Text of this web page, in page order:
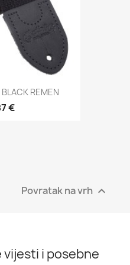
REMEN
€
Povratak na vrh 
i posebne